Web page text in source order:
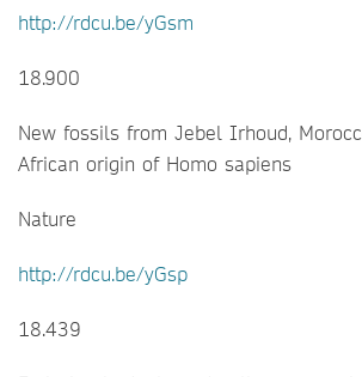
http://rdcu.be/yGsm
18.900
New fossils from Jebel Irhoud,
African origin of Homo sapiens
Nature
http://rdcu.be/yGsp
18.439